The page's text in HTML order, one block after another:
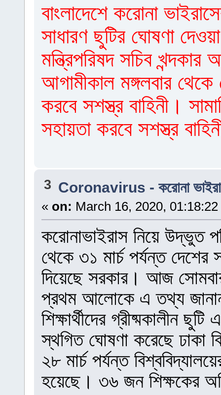
বাংলাদেশে করোনা
সাধারণ ছুটির ঘোষণা
মন্ত্রিপরিষদ সচিব
আগামীকাল মঙ্গলবার
করবে সশস্ত্র বাহিনী।
সহায়তা করবে সশস্ত্র
3 Coronavirus - করোনা
« on: March 16, 2020,
করোনাভাইরাস নিয়ে উদ্ভুত
থেকে ৩১ মার্চ পর্যন্ত দেশের
দিয়েছে সরকার। আজ সোমবার
প্রথম আলোকে এ তথ্য
শিক্ষার্থীদের গ্রীষ্মকালীন
স্থগিত ঘোষণা করেছে ঢাকা
২৮ মার্চ পর্যন্ত
হয়েছে। ৩৬ জন শিক্ষকের